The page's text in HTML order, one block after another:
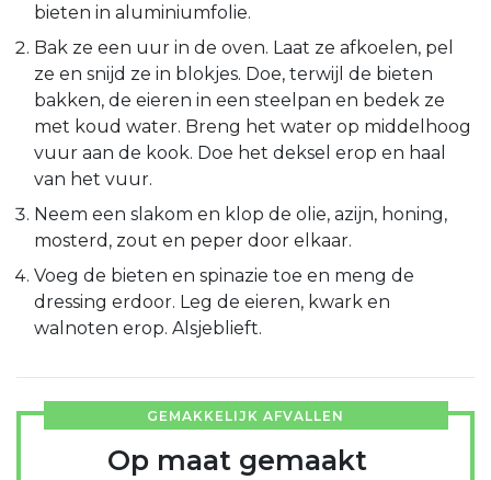
bieten in aluminiumfolie.
Bak ze een uur in de oven. Laat ze afkoelen, pel
ze en snijd ze in blokjes. Doe, terwijl de bieten
bakken, de eieren in een steelpan en bedek ze
met koud water. Breng het water op middelhoog
vuur aan de kook. Doe het deksel erop en haal
van het vuur.
Neem een slakom en klop de olie, azijn, honing,
mosterd, zout en peper door elkaar.
Voeg de bieten en spinazie toe en meng de
dressing erdoor. Leg de eieren, kwark en
walnoten erop. Alsjeblieft.
GEMAKKELIJK AFVALLEN
Op maat gemaakt